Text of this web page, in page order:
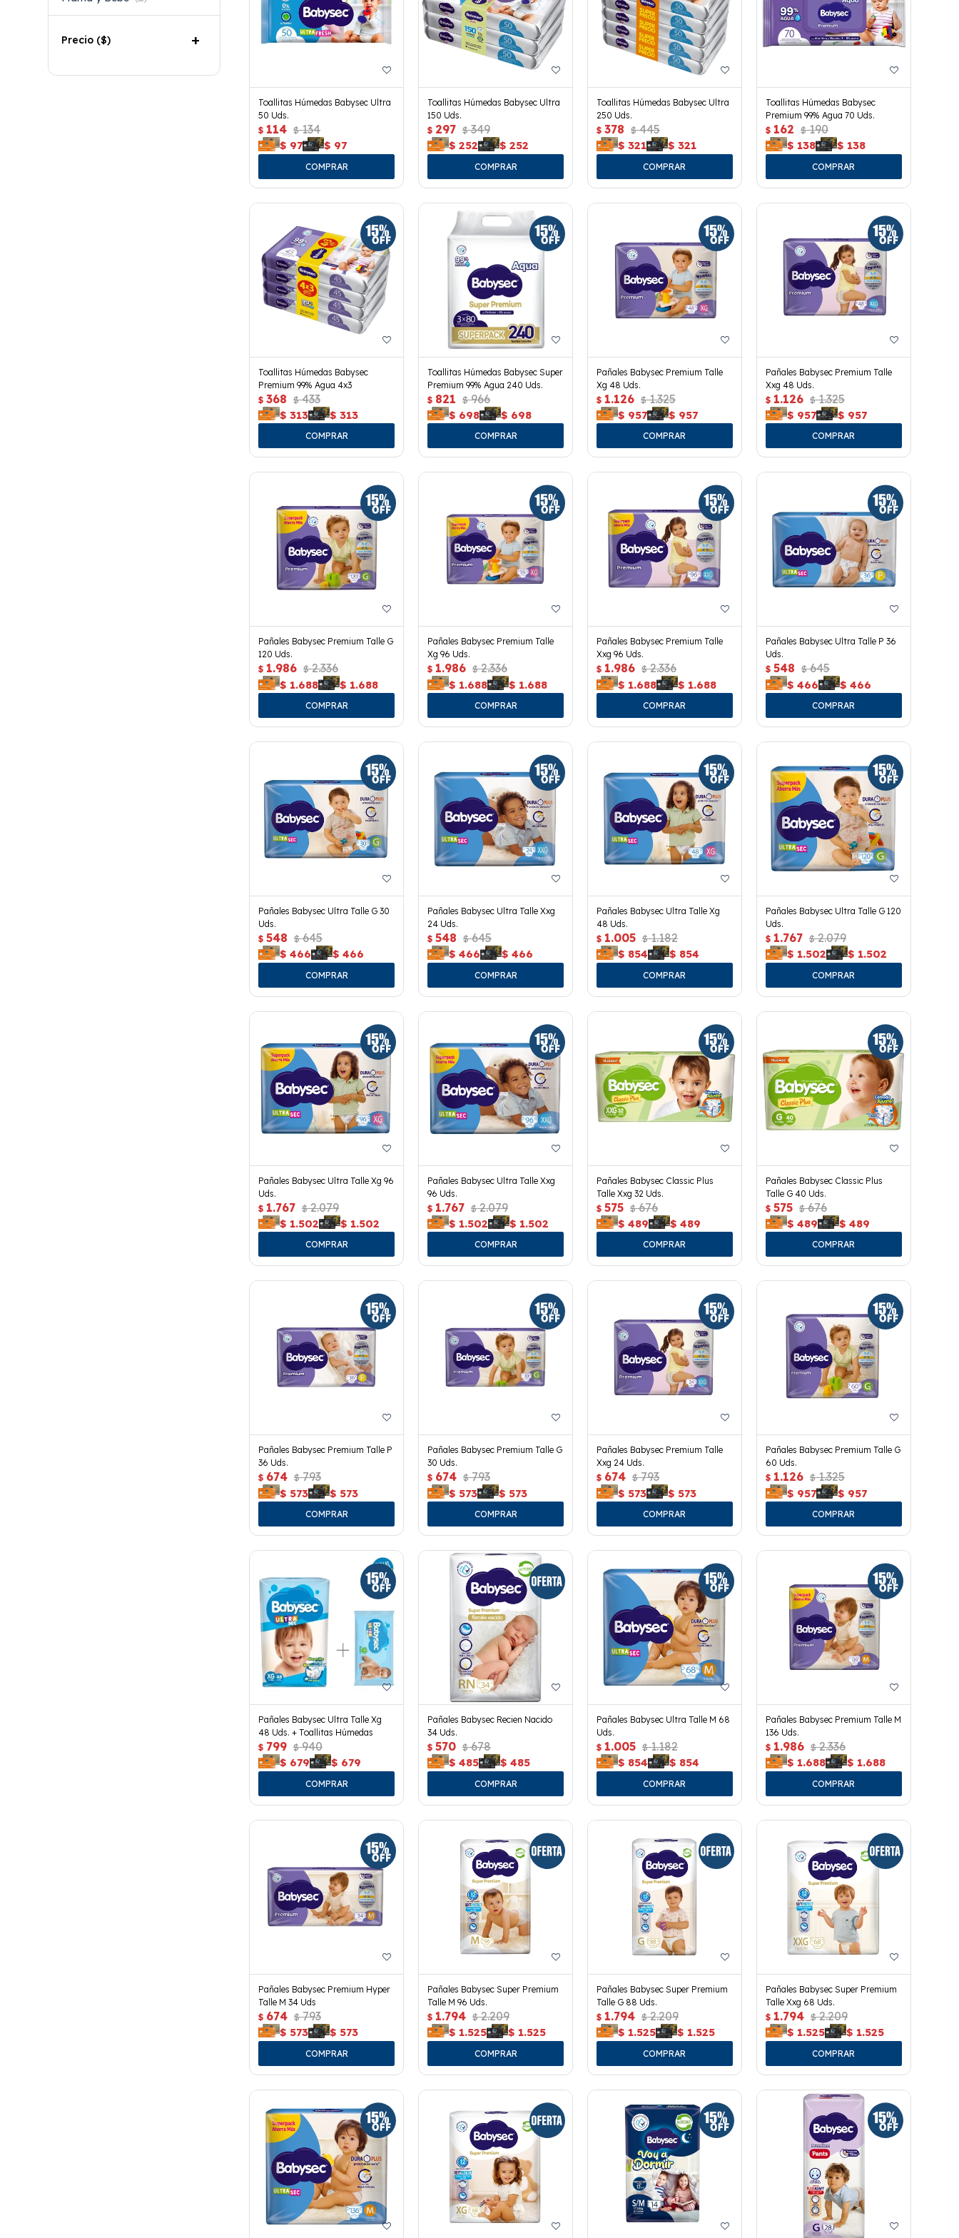
Toallitas Húmedas Babysec Ultra
50 Uds.
$ 114 $ 134
$ 97 $ 97
Toallitas Húmedas Babysec Ultra
150 Uds.
$ 297 $ 349
$ 252 $ 252
Toallitas Húmedas Babysec Ultra
250 Uds.
$ 378 $ 445
$ 321 $ 321
Toallitas Húmedas Babysec
Premium 99% Agua 70 Uds.
$ 162 $ 190
$ 138 $ 138
Toallitas Húmedas Babysec
Premium 99% Agua 4x3
$ 368 $ 433
$ 313 $ 313
Toallitas Húmedas Babysec Super
Premium 99% Agua 240 Uds.
$ 821 $ 966
$ 698 $ 698
Pañales Babysec Premium Talle
Xg 48 Uds.
$ 1.126 $ 1.325
$ 957 $ 957
Pañales Babysec Premium Talle
Xxg 48 Uds.
$ 1.126 $ 1.325
$ 957 $ 957
Pañales Babysec Premium Talle G
120 Uds.
$ 1.986 $ 2.336
$ 1.688 $ 1.688
Pañales Babysec Premium Talle
Xg 96 Uds.
$ 1.986 $ 2.336
$ 1.688 $ 1.688
Pañales Babysec Premium Talle
Xxg 96 Uds.
$ 1.986 $ 2.336
$ 1.688 $ 1.688
Pañales Babysec Ultra Talle P 36
Uds.
$ 548 $ 645
$ 466 $ 466
Pañales Babysec Ultra Talle G 30
Uds.
$ 548 $ 645
$ 466 $ 466
Pañales Babysec Ultra Talle Xxg
24 Uds.
$ 548 $ 645
$ 466 $ 466
Pañales Babysec Ultra Talle Xg
48 Uds.
$ 1.005 $ 1.182
$ 854 $ 854
Pañales Babysec Ultra Talle G 120
Uds.
$ 1.767 $ 2.079
$ 1.502 $ 1.502
Pañales Babysec Ultra Talle Xg 96
Uds.
$ 1.767 $ 2.079
$ 1.502 $ 1.502
Pañales Babysec Ultra Talle Xxg
96 Uds.
$ 1.767 $ 2.079
$ 1.502 $ 1.502
Pañales Babysec Classic Plus
Talle Xxg 32 Uds.
$ 575 $ 676
$ 489 $ 489
Pañales Babysec Classic Plus
Talle G 40 Uds.
$ 575 $ 676
$ 489 $ 489
Pañales Babysec Premium Talle P
36 Uds.
$ 674 $ 793
$ 573 $ 573
Pañales Babysec Premium Talle G
30 Uds.
$ 674 $ 793
$ 573 $ 573
Pañales Babysec Premium Talle
Xxg 24 Uds.
$ 674 $ 793
$ 573 $ 573
Pañales Babysec Premium Talle G
60 Uds.
$ 1.126 $ 1.325
$ 957 $ 957
Pañales Babysec Ultra Talle Xg
48 Uds. + Toallitas Húmedas
$ 799 $ 940
$ 679 $ 679
Pañales Babysec Recien Nacido
34 Uds.
$ 570 $ 678
$ 485 $ 485
Pañales Babysec Ultra Talle M 68
Uds.
$ 1.005 $ 1.182
$ 854 $ 854
Pañales Babysec Premium Talle M
136 Uds.
$ 1.986 $ 2.336
$ 1.688 $ 1.688
Pañales Babysec Premium Hyper
Talle M 34 Uds
$ 674 $ 793
$ 573 $ 573
Pañales Babysec Super Premium
Talle M 96 Uds.
$ 1.794 $ 2.209
$ 1.525 $ 1.525
Pañales Babysec Super Premium
Talle G 88 Uds.
$ 1.794 $ 2.209
$ 1.525 $ 1.525
Pañales Babysec Super Premium
Talle Xxg 68 Uds.
$ 1.794 $ 2.209
$ 1.525 $ 1.525
Precio ($)